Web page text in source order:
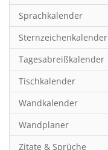
Kunst
Länder & Städte
Landschaft & Natur
Lifestyle
Literatur
Manga & Animé
Neutrale Kalender
Sprachkalender
Sternzeichenkalender
Tagesabreißkalender
Tischkalender
Wandkalender
Wandplaner
Zitate & Sprüche